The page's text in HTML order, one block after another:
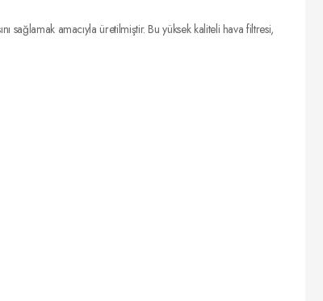
sağlamak amacıyla üretilmiştir. Bu yüksek kaliteli hava filtresi,